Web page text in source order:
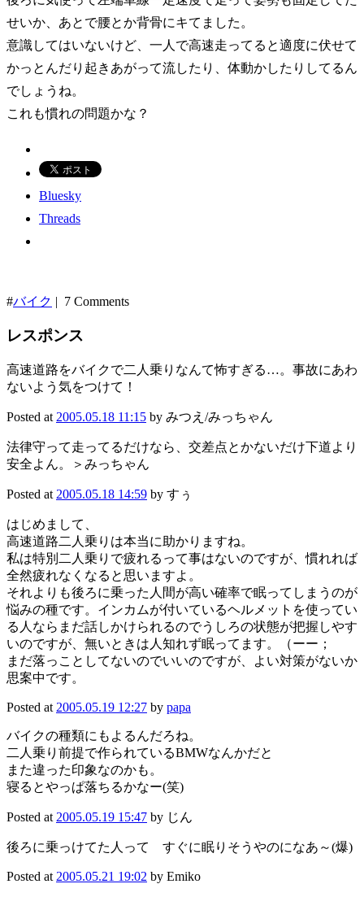
せいか、あとで腰とか背骨にキてました。
意識してはいないけど、一人で高速走ってると適度に伏せて
かっとんだり起きあがって流したり、体動かしたりしてるん
でしょうね。
これも慣れの問題かな？
Bluesky
Threads
#バイク | 7 Comments
レスポンス
高速道路をバイクで二人乗りなんて怖すぎる…。事故にあわ
ないよう気をつけて！
Posted at 2005.05.18 11:15 by みつえ/みっちゃん
法律守って走ってるだけなら、交差点とかないだけ下道より
安全よん。＞みっちゃん
Posted at 2005.05.18 14:59 by すぅ
はじめまして、
高速道路二人乗りは本当に助かりますね。
私は特別二人乗りで疲れるって事はないのですが、慣れれば
全然疲れなくなると思いますよ。
それよりも後ろに乗った人間が高い確率で眠ってしまうのが
悩みの種です。インカムが付いているヘルメットを使ってい
る人ならまだ話しかけられるのでうしろの状態が把握しやす
いのですが、無いときは人知れず眠ってます。（ーー；
まだ落っことしてないのでいいのですが、よい対策がないか
思案中です。
Posted at 2005.05.19 12:27 by papa
バイクの種類にもよるんだろね。
二人乗り前提で作られているBMWなんかだと
また違った印象なのかも。
寝るとやっぱ落ちるかなー(笑)
Posted at 2005.05.19 15:47 by じん
後ろに乗っけてた人って すぐに眠りそうやのになあ～(爆)
Posted at 2005.05.21 19:02 by Emiko